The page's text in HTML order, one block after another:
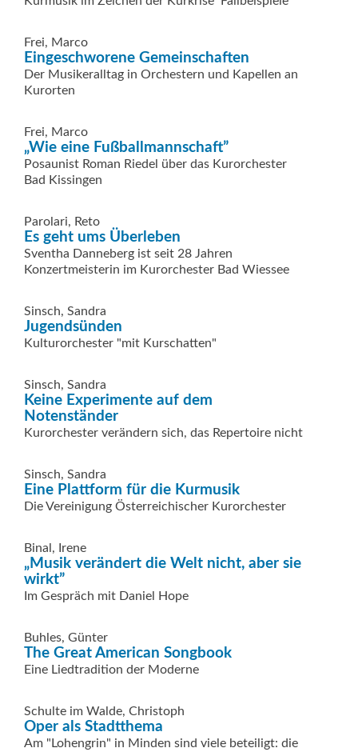
Frei, Marco
Eingeschworene Gemeinschaften
Der Musikeralltag in Orchestern und Kapellen an
Kurorten
Frei, Marco
„Wie eine Fußballmannschaft”
Posaunist Roman Riedel über das Kurorchester
Bad Kissingen
Parolari, Reto
Es geht ums Überleben
Sventha Danneberg ist seit 28 Jahren
Konzertmeisterin im Kurorchester Bad Wiessee
Sinsch, Sandra
Jugendsünden
Kulturorchester "mit Kurschatten"
Sinsch, Sandra
Keine Experimente auf dem
Notenständer
Kurorchester verändern sich, das Repertoire nicht
Sinsch, Sandra
Eine Plattform für die Kurmusik
Die Vereinigung Österreichischer Kurorchester
Binal, Irene
„Musik verändert die Welt nicht, aber sie
wirkt”
Im Gespräch mit Daniel Hope
Buhles, Günter
The Great American Songbook
Eine Liedtradition der Moderne
Schulte im Walde, Christoph
Oper als Stadtthema
Am "Lohengrin" in Minden sind viele beteiligt: die